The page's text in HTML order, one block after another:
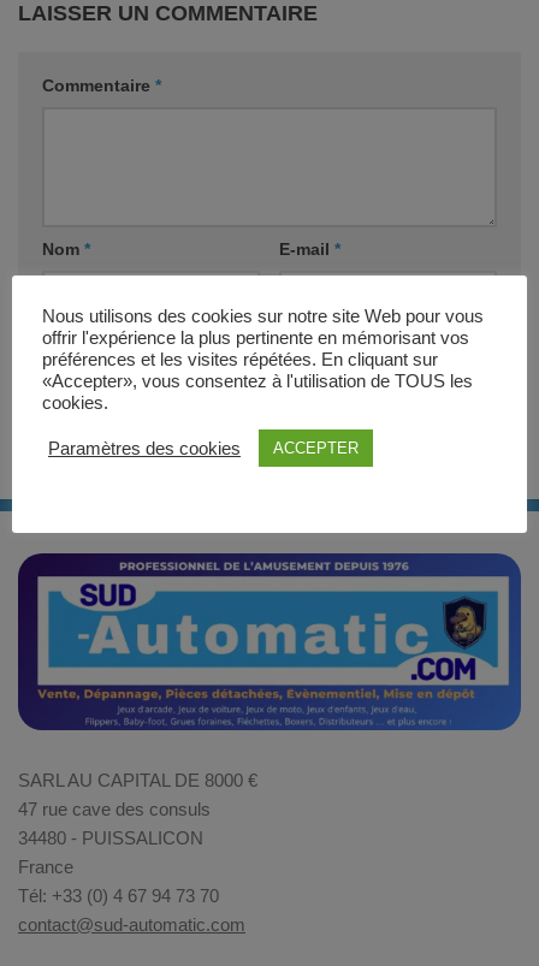
LAISSER UN COMMENTAIRE
Commentaire *
Nom * E-mail *
Site web
SARL AU CAPITAL DE 8000 €
47 rue cave des consuls
34480 - PUISSALICON
France
Tél: +33 (0) 4 67 94 73 70
contact@sud-automatic.com
Nous utilisons des cookies sur notre site Web pour vous
offrir l'expérience la plus pertinente en mémorisant vos
préférences et les visites répétées. En cliquant sur
«Accepter», vous consentez à l'utilisation de TOUS les
cookies.
Paramètres des cookies ACCEPTER